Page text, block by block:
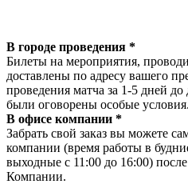
В городе проведения *
Билеты на мероприятия,
доставлены по адресу вашего
проведения матча за 1-5 дней
были оговорены особые условия.
В офисе компании *
Забрать свой заказ вы можете
компании (время работы в
выходные с 11:00 до 16:00)
Компании.